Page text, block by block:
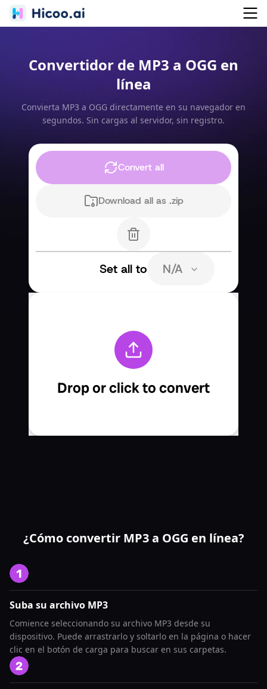
Convertidor de MP3 a OGG en
línea
Convierta MP3 a OGG directamente en su navegador en
segundos. Sin cargas al servidor, sin registro.
¿Cómo convertir MP3 a OGG en línea?
Suba su archivo MP3
Comience seleccionando su archivo MP3 desde su
dispositivo. Puede arrastrarlo y soltarlo en la página o hacer
clic en el botón de carga para buscar en sus carpetas.